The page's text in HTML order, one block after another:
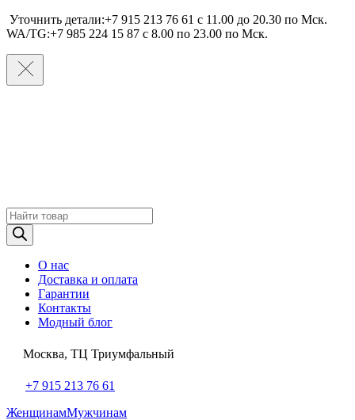
Уточнить детали:+7 915 213 76 61 c 11.00 до 20.30 по Мcк.
WA/TG:+7 985 224 15 87 c 8.00 по 23.00 по Мcк.
Поиск
товаров
О нас
Доставка и оплата
Гарантии
Контакты
Модный блог
Москва, ТЦ Триумфальный
+7 915 213 76 61
ЖенщинамМужчинам